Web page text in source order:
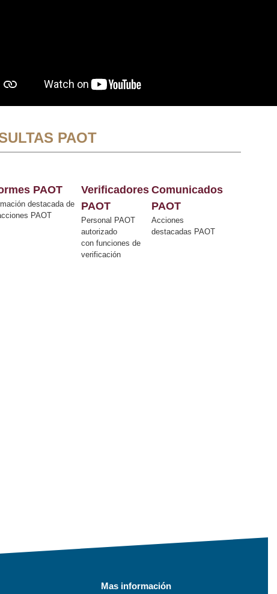
PAOT
PAOT
destacada de
PAOT
Verificadores
PAOT
Personal PAOT
autorizado
con funciones de
verificación
Comunicados
PAOT
Acciones
destacadas PAOT
Mas información